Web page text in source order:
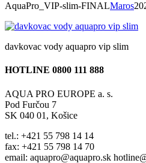
AquaPro_VIP-slim-FINALMaros
davkovac vody aquapro vip slim
HOTLINE 0800 111 888
AQUA PRO EUROPE a. s.
Pod Furčou 7
SK 040 01, Košice
tel.: +421 55 798 14 14
fax: +421 55 798 14 70
email: aquapro@aquapro.sk